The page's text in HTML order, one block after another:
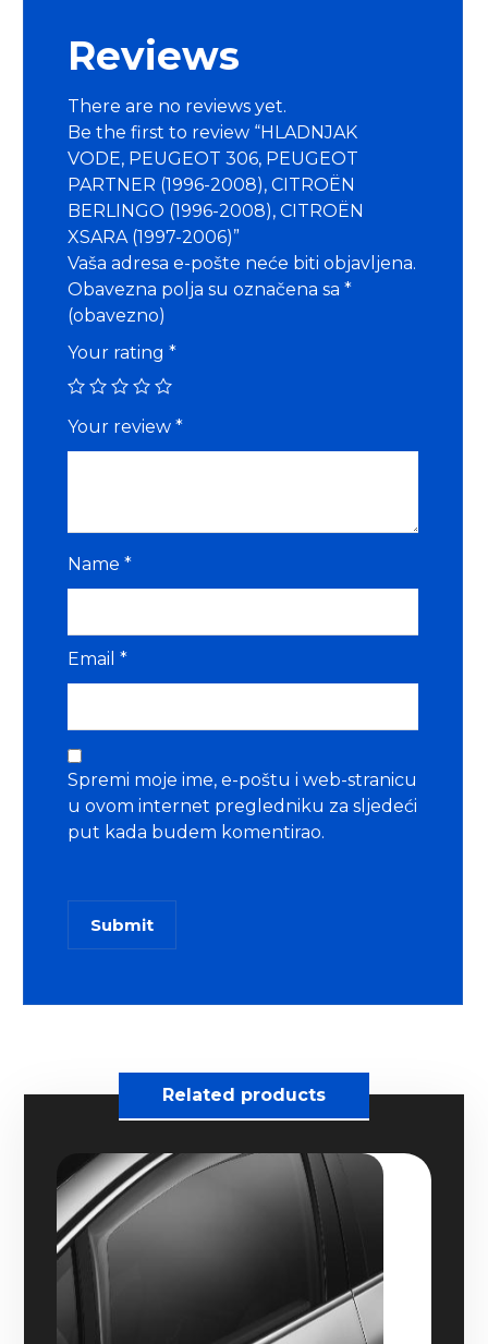
Reviews
There are no reviews yet.
Be the first to review “HLADNJAK
VODE, PEUGEOT 306, PEUGEOT
PARTNER (1996-2008), CITROËN
BERLINGO (1996-2008), CITROËN
XSARA (1997-2006)”
Vaša adresa e-pošte neće biti objavljena.
Obavezna polja su označena sa*
(obavezno)
Your rating*
Your review*
Name*
Email*
Spremi moje ime, e-poštu i web-stranicu
u ovom internet pregledniku za sljedeći
put kada budem komentirao.
Submit
Related products